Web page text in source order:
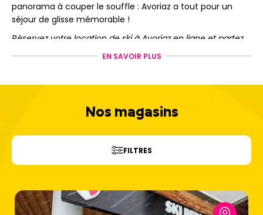
panorama à couper le souffle : Avoriaz a tout pour un
séjour de glisse mémorable !
Réservez votre location de ski à Avoriaz en ligne et partez
EN SAVOIR PLUS
Nos magasins
FILTRES